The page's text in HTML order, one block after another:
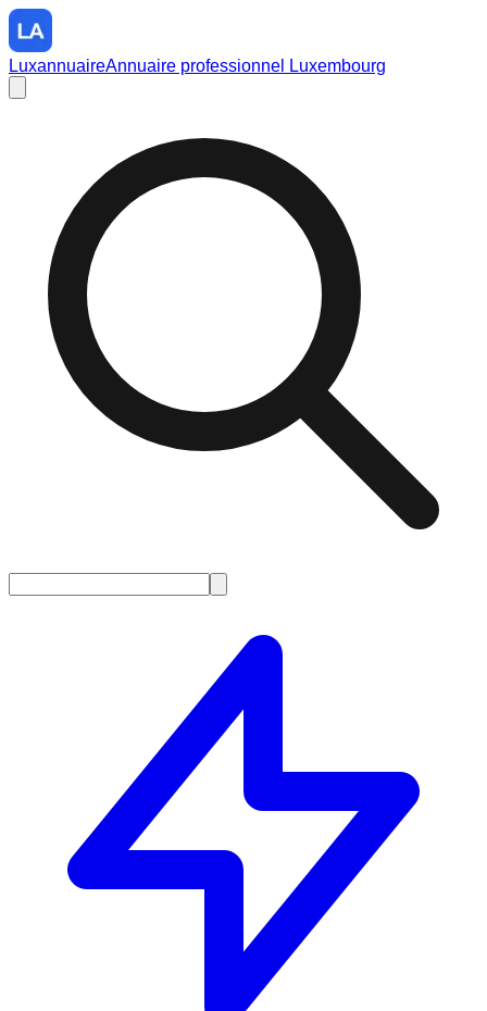
LuxannuaireAnnuaire professionnel Luxembourg